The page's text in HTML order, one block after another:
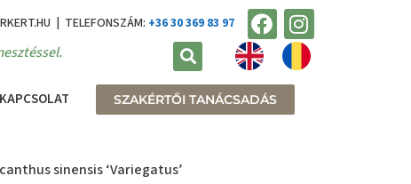
| TELEFONSZÁM: +36 30 369 83 97
KAPCSOLAT SZAKÉRTŐI TANÁCSADÁS
sinensis ‘Variegatus’